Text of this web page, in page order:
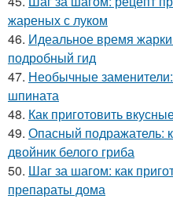
жареных с луком
46. Идеальное время
подробный гид
47. Необычные заменители:
шпината
48. Как приготовить
49. Опасный подражатель:
двойник белого гриба
50. Шаг за шагом: как
препараты дома